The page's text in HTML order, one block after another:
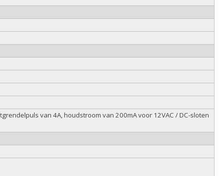
van 4A, houdstroom van 200mA voor 12VAC / DC-sloten